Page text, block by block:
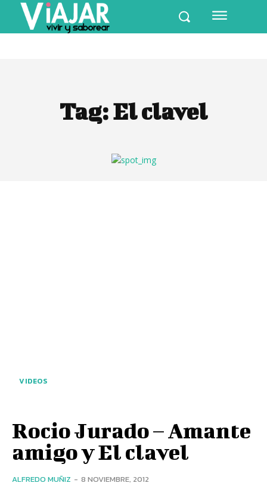
Tag:El clavel
VIDEOS
Rocio Jurado – Amante
amigo y El clavel
ALFREDO MUÑIZ - 8 NOVIEMBRE, 2012